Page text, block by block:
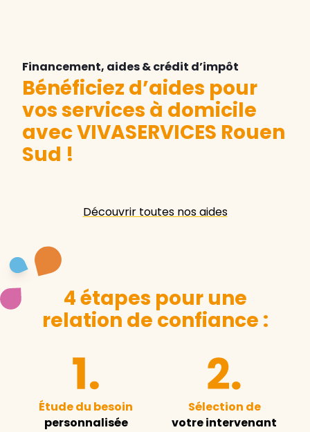
Financement, aides & crédit d’impôt
Bénéficiez d’aides pour
vos services à domicile
avec VIVASERVICES Rouen
Sud !
Découvrir toutes nos aides
4 étapes pour une
relation de confiance :
Étude du besoin
personnalisée
Sélection de
votre intervenant